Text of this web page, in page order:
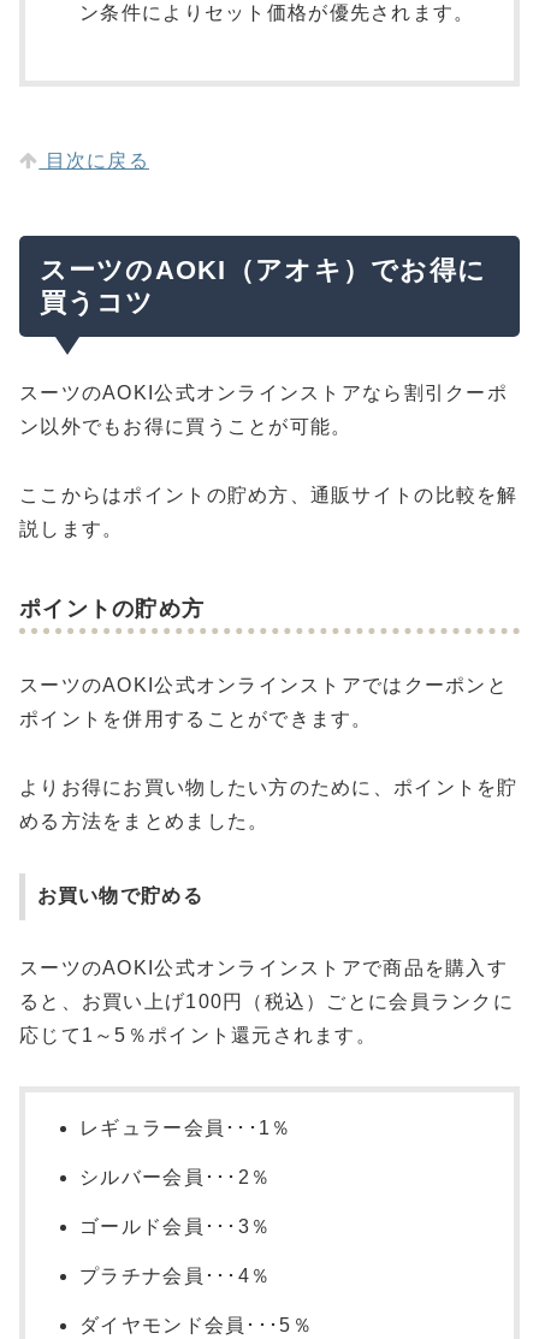
ン条件によりセット価格が優先されます。
目次に戻る
スーツのAOKI（アオキ）でお得に
買うコツ
スーツのAOKI公式オンラインストアなら割引クーポ
ン以外でもお得に買うことが可能。
ここからはポイントの貯め方、通販サイトの比較を解
説します。
ポイントの貯め方
スーツのAOKI公式オンラインストアではクーポンと
ポイントを併用することができます。
よりお得にお買い物したい方のために、ポイントを貯
める方法をまとめました。
お買い物で貯める
スーツのAOKI公式オンラインストアで商品を購入す
ると、お買い上げ100円（税込）ごとに会員ランクに
応じて1～5％ポイント還元されます。
レギュラー会員･･･1％
シルバー会員･･･2％
ゴールド会員･･･3％
プラチナ会員･･･4％
ダイヤモンド会員･･･5％